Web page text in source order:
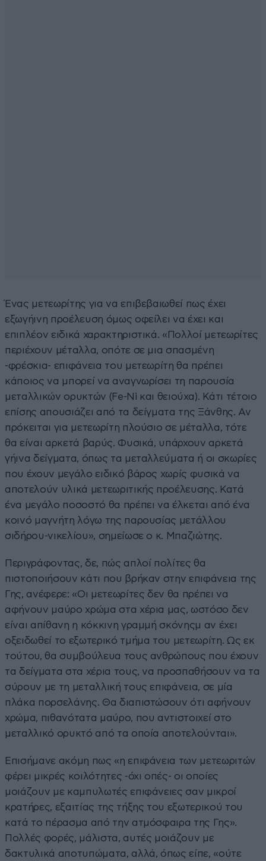
Ένας μετεωρίτης για να επιβεβαιωθεί πως έχει
εξωγήινη προέλευση όμως οφείλει να έχει και
επιπλέον ειδικά χαρακτηριστικά. «Πολλοί μετεωρίτες
περιέχουν μέταλλα, οπότε σε μια σπασμένη
-φρέσκια- επιφάνεια του μετεωρίτη θα πρέπει
κάποιος να μπορεί να αναγνωρίσει τη παρουσία
μεταλλικών ορυκτών (Fe-Ni και θειούχα). Κάτι τέτοιο
επίσης απουσιάζει από τα δείγματα της Ξάνθης. Αν
πρόκειται για μετεωρίτη πλούσιο σε μέταλλα, τότε
θα είναι αρκετά βαρύς. Φυσικά, υπάρχουν αρκετά
γήινα δείγματα, όπως τα μεταλλεύματα ή οι σκωρίες
που έχουν μεγάλο ειδικό βάρος χωρίς φυσικά να
αποτελούν υλικά μετεωριτικής προέλευσης. Κατά
ένα μεγάλο ποσοστό θα πρέπει να έλκεται από ένα
κοινό μαγνήτη λόγω της παρουσίας μετάλλου
σιδήρου-νικελίου», σημείωσε ο κ. Μπαζιώτης.
Περιγράφοντας, δε, πώς απλοί πολίτες θα
πιστοποιήσουν κάτι που βρήκαν στην επιφάνεια της
Γης, ανέφερε: «Οι μετεωρίτες δεν θα πρέπει να
αφήνουν μαύρο χρώμα στα χέρια μας, ωστόσο δεν
είναι απίθανη η κόκκινη γραμμή σκόνηςμ αν έχει
οξειδωθεί το εξωτερικό τμήμα του μετεωρίτη. Ως εκ
τούτου, θα συμβούλευα τους ανθρώπους που έχουν
τα δείγματα στα χέρια τους, να προσπαθήσουν να τα
σύρουν με τη μεταλλική τους επιφάνεια, σε μία
πλάκα πορσελάνης. Θα διαπιστώσουν ότι αφήνουν
χρώμα, πιθανότατα μαύρο, που αντιστοιχεί στο
μεταλλικό ορυκτό από τα οποία αποτελούνται».
Επισήμανε ακόμη πως «η επιφάνεια των μετεωριτών
φέρει μικρές κοιλότητες -όχι οπές- οι οποίες
μοιάζουν με καμπυλωτές επιφάνειες σαν μικροί
κρατήρες, εξαιτίας της τήξης του εξωτερικού του
κατά το πέρασμα από την ατμόσφαιρα της Γης».
Πολλές φορές, μάλιστα, αυτές μοιάζουν με
δακτυλικά αποτυπώματα, αλλά, όπως είπε, «ούτε